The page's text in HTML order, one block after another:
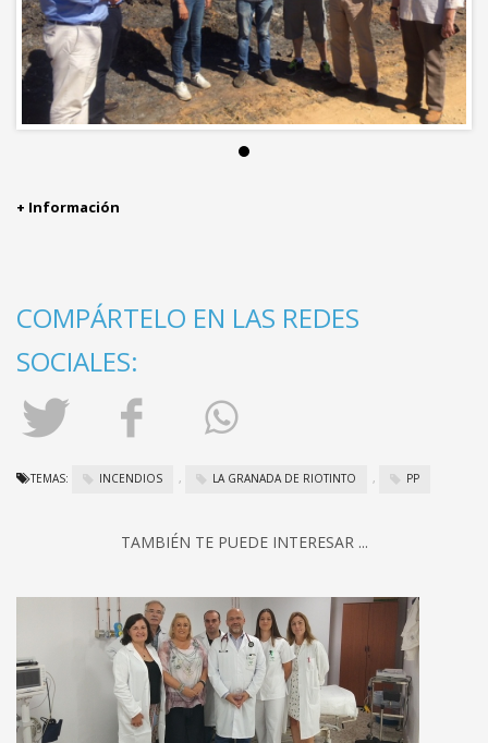
+ Información
COMPÁRTELO EN LAS REDES
SOCIALES:
TEMAS: INCENDIOS , LA GRANADA DE RIOTINTO , PP
TAMBIÉN TE PUEDE INTERESAR ...